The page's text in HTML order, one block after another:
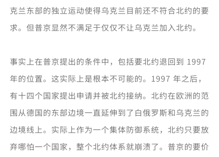
克兰东部的独立运动使得乌克兰目前还不符合北约的要
求。但普京显然不满足于仅仅不让乌克兰加入北约。
事实上在普京提出的条件中，包括要北约退回到 1997
年的位置。这实际上是根本不可能的。1997 年之后，
有十四个国家提出申请并被北约接纳。北约在欧洲的范
围从德国的东部边境一直延伸到了白俄罗斯和乌克兰的
边境线上。实际上作为一个集体防御系统，北约只要放
弃哪怕一个国家，整个北约体系就崩溃了。普京的要价